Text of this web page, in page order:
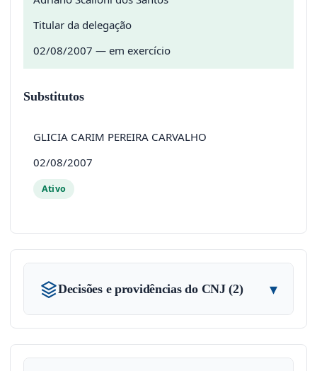
Titular da delegação
02/08/2007 — em exercício
Substitutos
GLICIA CARIM PEREIRA CARVALHO
02/08/2007
Ativo
Decisões e providências do CNJ (2) ▾